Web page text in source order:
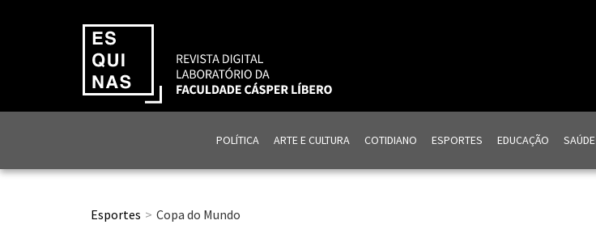
POLÍTICA ARTE E CULTURA COTIDIANO ESPORTES EDUCAÇÃO SAÚDE
Esportes Copa do Mundo